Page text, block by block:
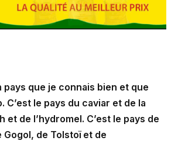
pays que je connais bien et que
C’est le pays du caviar et de la
et de l’hydromel. C’est le pays de
Gogol, de Tolstoï et de